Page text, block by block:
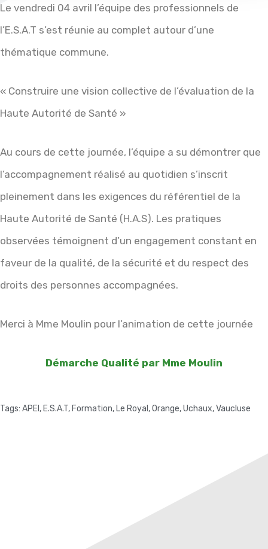
Le vendredi 04 avril l’équipe des professionnels de
l’E.S.A.T s’est réunie au complet autour d’une
thématique commune.
« Construire une vision collective de l’évaluation de la
Haute Autorité de Santé »
Au cours de cette journée, l’équipe a su démontrer que
l’accompagnement réalisé au quotidien s’inscrit
pleinement dans les exigences du référentiel de la
Haute Autorité de Santé (H.A.S). Les pratiques
observées témoignent d’un engagement constant en
faveur de la qualité, de la sécurité et du respect des
droits des personnes accompagnées.
Merci à Mme Moulin pour l’animation de cette journée
Démarche Qualité par Mme Moulin
Tags: APEI , E.S.A.T, Formation, Le Royal ,Orange,Uchaux,Vaucluse